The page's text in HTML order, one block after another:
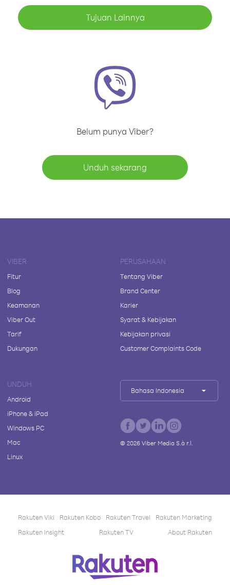
Tujuan Lainnya
Belum punya Viber?
Unduh sekarang
VIBER
Fitur
Blog
Keamanan
Viber Out
Tarif
Dukungan
PERUSAHAAN
Tentang Viber
Brand Center
Karier
Syarat & Kebijakan
Kebijakan privasi
Customer Complaints Code
UNDUH
Android
iPhone & iPad
Windows PC
Mac
Linux
Bahasa Indonesia
© 2026Viber Media S.à r.l.
Rakuten Viki Rakuten Kobo Rakuten Travel
Rakuten Marketing
Rakuten Insight
Rakuten TV About Rakuten